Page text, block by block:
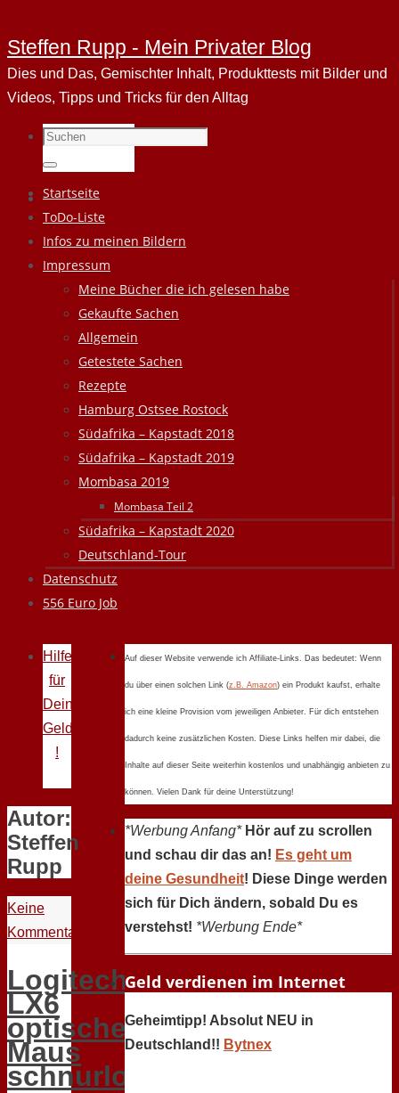
Steffen Rupp - Mein Privater Blog
Dies und Das, Gemischter Inhalt, Produkttests mit Bilder und
Videos, Tipps und Tricks für den Alltag
Suchen
nach:
Suchen
Zum
Inhalt
springen
Startseite
ToDo-Liste
Infos zu meinen Bildern
Impressum
Meine Bücher die ich gelesen habe
Gekaufte Sachen
Allgemein
Getestete Sachen
Rezepte
Hamburg Ostsee Rostock
Südafrika – Kapstadt 2018
Südafrika – Kapstadt 2019
Mombasa 2019
Mombasa Teil 2
Südafrika – Kapstadt 2020
Deutschland-Tour
Datenschutz
556 Euro Job
Hilfe
für
Deine
Geldprobleme
!
Autor:
Steffen
Rupp
Keine
Kommentare
Logitech
LX6
optische
Maus
schnurlos
Auf dieser Website verwende ich Affiliate-Links. Das bedeutet: Wenn
du über einen solchen Link (z.B. Amazon) ein Produkt kaufst, erhalte
ich eine kleine Provision vom jeweiligen Anbieter. Für dich entstehen
dadurch keine zusätzlichen Kosten. Diese Links helfen mir dabei, die
Inhalte auf dieser Seite weiterhin kostenlos und unabhängig anbieten zu
können. Vielen Dank für deine Unterstützung!
*Werbung Anfang* Hör auf zu scrollen
und schau dir das an! Es geht um
deine Gesundheit! Diese Dinge werden
sich für Dich ändern, sobald Du es
verstehst! *Werbung Ende*
Geld verdienen im Internet
Geheimtipp! Absolut NEU in
Deutschland!! Bytnex